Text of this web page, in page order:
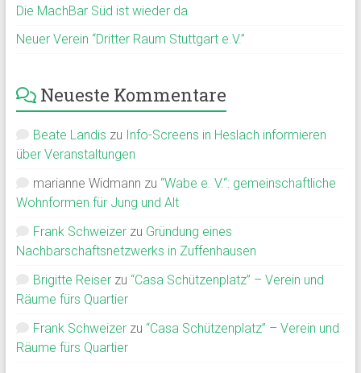
Die MachBar Süd ist wieder da
Neuer Verein “Dritter Raum Stuttgart e.V.”
Neueste Kommentare
Beate Landis zu Info-Screens in Heslach informieren
über Veranstaltungen
marianne Widmann zu “Wabe e. V.“: gemeinschaftliche
Wohnformen für Jung und Alt
Frank Schweizerzu Gründung eines
Nachbarschaftsnetzwerks in Zuffenhausen
Brigitte Reiserzu “Casa Schützenplatz” – Verein und
Räume fürs Quartier
Frank Schweizerzu “Casa Schützenplatz” – Verein und
Räume fürs Quartier